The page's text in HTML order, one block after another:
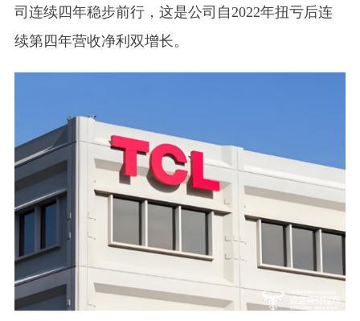
司连续四年稳步前行，这是公司自2022年扭亏后连
续第四年营收净利双增长。